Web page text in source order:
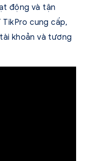
động và tận
cung cấp,
khoản và tương